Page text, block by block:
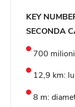
KEY
SECONDA
700
12,9 km:
8 m: